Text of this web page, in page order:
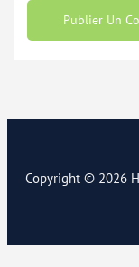
Copyright © 2026